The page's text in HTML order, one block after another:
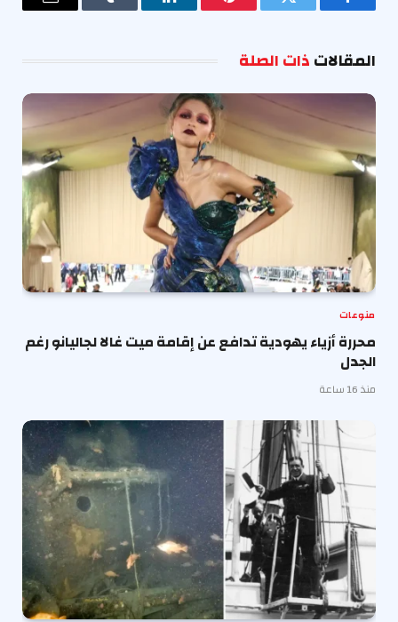
فيسبوك تويتر بينتيريستلينكدإن Tumblr
البريد
المقالاتذات الصلة
منوعات
محررة أزياء يهودية تدافع عن إقامة ميت غالا لجاليانو رغم
الجدل
منذ 16 ساعة